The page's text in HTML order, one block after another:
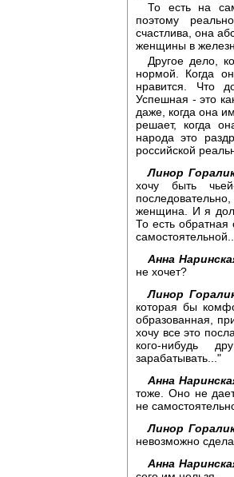
То есть на
поэтому
счастлива, она
женщины в
Другое дело,
нормой. Когда
нравится. Что
Успешная - это
даже, когда она
решает, когда
народа это
российской
Линор
хочу быть
женщина. И я
То есть
Анна
не хочет?
Линор
которая бы
образованная,
хочу все это
кого-нибудь
зарабатывать..."
Анна
тоже. Оно не
не
Линор
невозможно
Анна